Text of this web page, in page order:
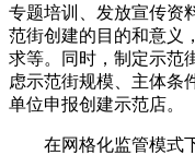
专题培训、发放宣传资
范街创建的目的和意义
求等。同时，制定示范
虑示范街规模、主体条
单位申报创建示范店。
在网格化监管模式下